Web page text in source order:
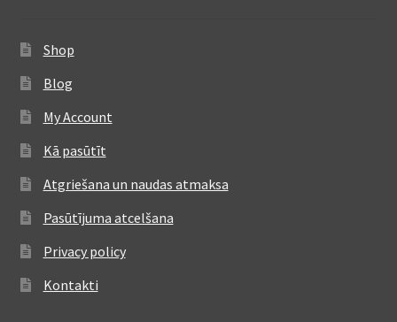
Shop
Blog
My Account
Kā pasūtīt
Atgriešana un naudas atmaksa
Pasūtījuma atcelšana
Privacy policy
Kontakti